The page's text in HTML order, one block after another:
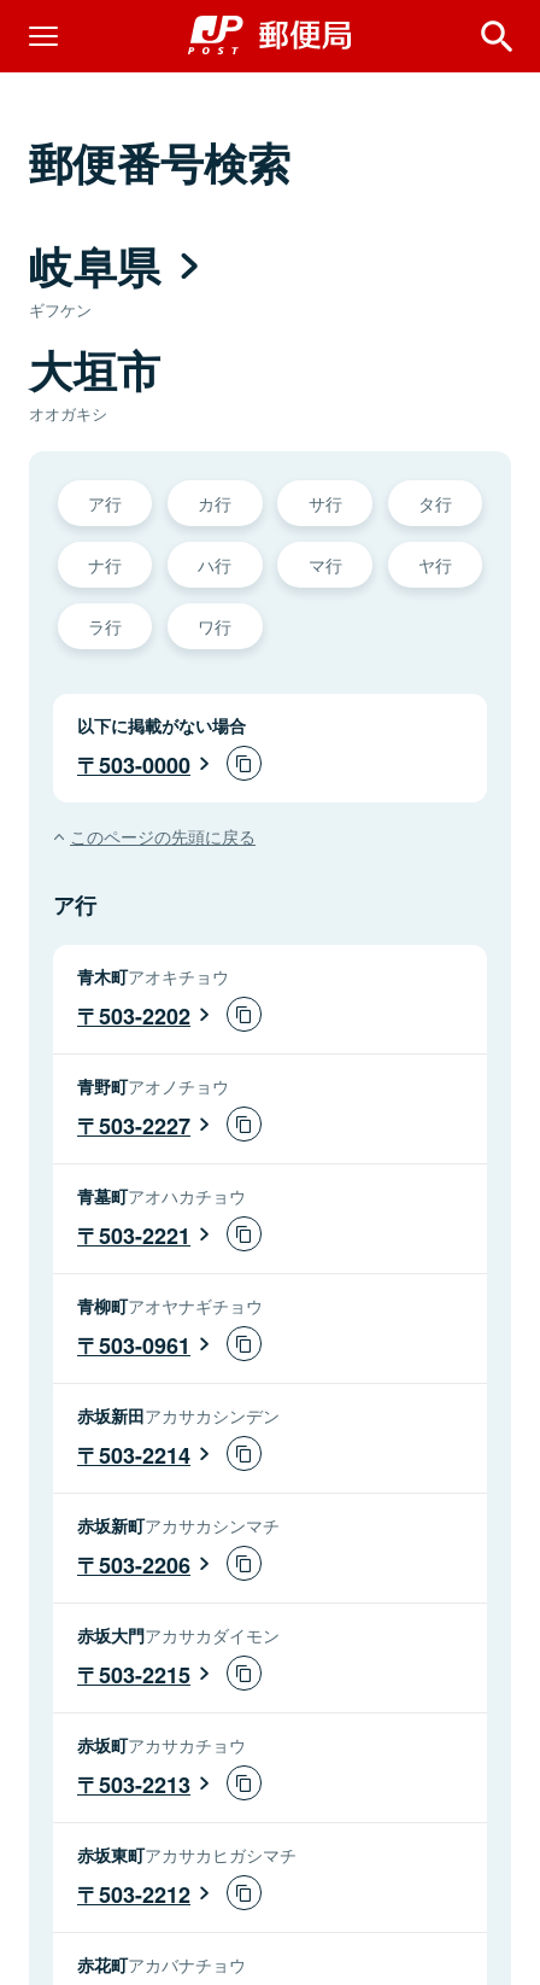
郵便番号検索
岐阜県
ギフケン
大垣市
オオガキシ
ア行 カ行 サ行 タ行
ナ行 ハ行 マ行 ヤ行
ラ行 ワ行
以下に掲載がない場合
503-0000
このページの先頭に戻る
ア行
青木町アオキチョウ
503-2202
青野町アオノチョウ
503-2227
青墓町アオハカチョウ
503-2221
青柳町アオヤナギチョウ
503-0961
赤坂新田アカサカシンデン
503-2214
赤坂新町アカサカシンマチ
503-2206
赤坂大門アカサカダイモン
503-2215
赤坂町アカサカチョウ
503-2213
赤坂東町アカサカヒガシマチ
503-2212
赤花町アカバナチョウ